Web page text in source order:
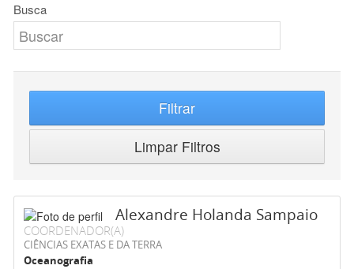
Busca
Filtrar
Limpar Filtros
Alexandre Holanda Sampaio
COORDENADOR(A)
CIÊNCIAS EXATAS E DA TERRA
Oceanografia